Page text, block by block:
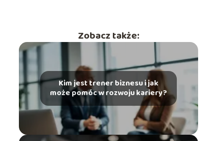
Zobacz także:
Kim jest trener biznesu i jak
może pomóc w rozwoju kariery?